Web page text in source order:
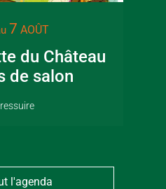
7 AOÛT
du Château
de salon
l'agenda